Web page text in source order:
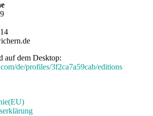
auf dem Desktop:
de/profiles/3f2ca7a59cab/editions